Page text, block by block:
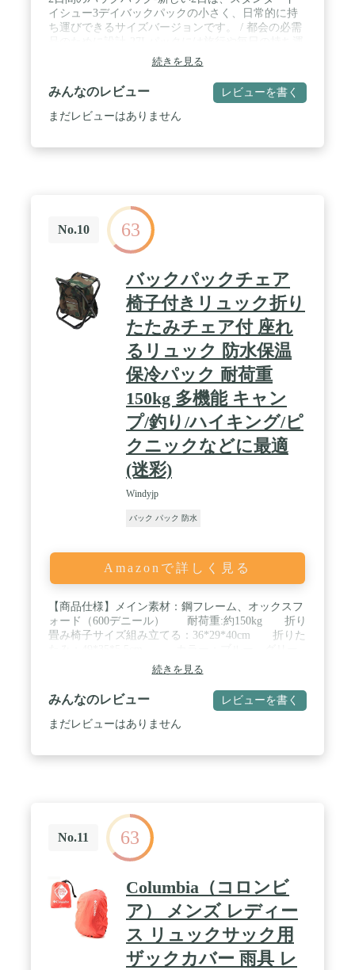
イシュー3デイバックパックの小さく、日常的に持
ち運びできるサイズバージョンです。 / 都会の必需
び用の機能が搭載されています。デュアルウォータ
ーボトルポケット、フロント圧縮ストラップ、
MOLLEウェビング、調節可能なハーネスが付いて
います。 / 特徴的な3ジップオープン-パックのメイ
ンコンパートメントの中身に簡単に素早くアクセス
使命をサポートすることをご存知ください。
続きを見る
みんなのレビュー レビューを書く
まだレビューはありません
No.10 63
バックパックチェア
椅子付きリュック折り
たたみチェア付 座れ
るリュック 防水保温
保冷パック 耐荷重
150kg 多機能 キャン
プ/釣り/ハイキング/ピ
クニックなどに最適
(迷彩)
Windyjp
バック パック 防水
Amazonで詳しく見る
【商品仕様】メイン素材：鋼フレーム、オックスフ
ォード（600デニール） 耐荷重:約150kg 折り
畳み椅子サイズ組み立てる：36*29*40cm 折りた
ン、ブラック、迷彩。 / 【リュックと椅子の合
体】：バックは大容量で収納性が余裕、チェアが折
り畳め式で何時でもどこでも座れ、リュックと椅子
の両方が一体化されたバックパックチェアです。
(手持ちと背負う自由に転換：椅子の組み立てる要
約8-10時間に達します！氷点下パックと合わせて使
えば、12～24時間に延長できます。 / 【適用場所】
長時間行列に並ぶ際や、子供の運動会や山登りでち
ょっと休憩したい時、野外スケッチ、バードウォッ
チング、夏フェス、海外旅行、運動会スポーツ観
戦、花火大会、お花見、釣り、防災用品やバーベキ
ューなどのアウトドアにもおすすめです。 / 【アフ
ターサービス】ご購入日から90日間の品質保証アフ
ターサービスを持ちしております。初期不良など判
断された場合、返金とか無料交換、弊社が迅速に対
応させていただきます。ご安心でご注文ください。
続きを見る
みんなのレビュー レビューを書く
まだレビューはありません
No.11 63
Columbia（コロンビ
ア） メンズ レディー
ス リュックサック用
ザックカバー 雨具 レ